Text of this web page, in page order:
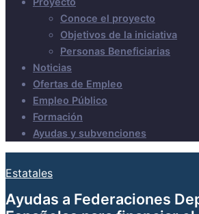
Conoce el proyecto
Objetivos de la iniciativa
Personas Beneficiarias
Noticias
Ofertas de Empleo
Empleo Público
Formación
Ayudas y subvenciones
Estatales
Ayudas a Federaciones